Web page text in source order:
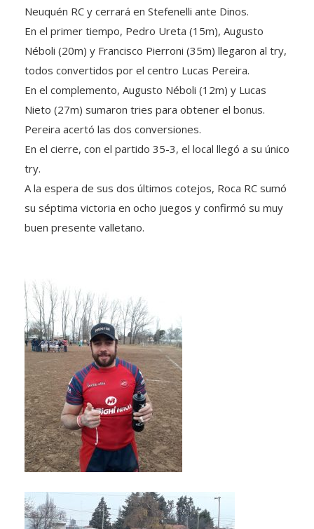
Neuquén RC y cerrará en Stefenelli ante Dinos.
En el primer tiempo, Pedro Ureta (15m), Augusto
Néboli (20m) y Francisco Pierroni (35m) llegaron al try,
todos convertidos por el centro Lucas Pereira.
En el complemento, Augusto Néboli (12m) y Lucas
Nieto (27m) sumaron tries para obtener el bonus.
Pereira acertó las dos conversiones.
En el cierre, con el partido 35-3, el local llegó a su único
try.
A la espera de sus dos últimos cotejos, Roca RC sumó
su séptima victoria en ocho juegos y confirmó su muy
buen presente valletano.